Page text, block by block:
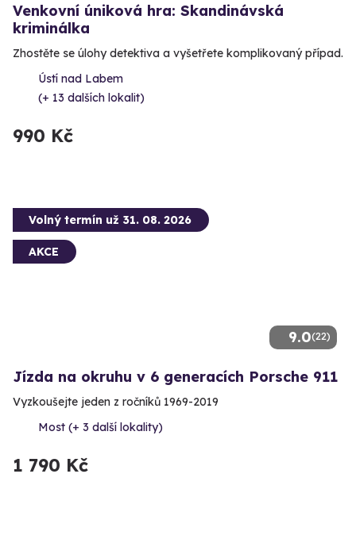
Venkovní úniková hra: Skandinávská
kriminálka
Zhostěte se úlohy detektiva a vyšetřete komplikovaný případ.
Ústí nad Labem
(+ 13 dalších lokalit)
990 Kč
9.0(22)
Volný termín už 31. 08. 2026
AKCE
Jízda na okruhu v 6 generacích Porsche 911
Vyzkoušejte jeden z ročníků 1969-2019
Most (+ 3 další lokality)
1 790 Kč